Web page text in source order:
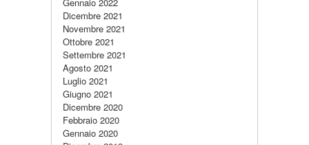
Dicembre 2021
Novembre 2021
Ottobre 2021
Settembre 2021
Agosto 2021
Luglio 2021
Giugno 2021
Dicembre 2020
Febbraio 2020
Gennaio 2020